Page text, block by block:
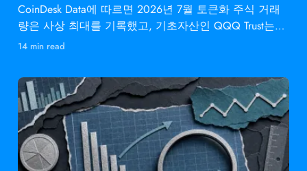
CoinDesk Data에 따르면 2026년 7월 토큰화 주식 거래
량은 사상 최대를 기록했고, 기초자산인 QQQ Trust는
6.6% 하락했다.
14 min read